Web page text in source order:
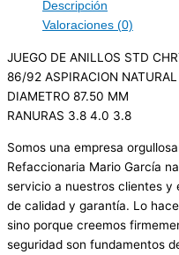
Descripción
Valoraciones (0)
JUEGO DE ANILLOS STD
86/92 ASPIRACION
DIAMETRO 87.50 MM
RANURAS 3.8 4.0 3.8
Somos una empresa
Refaccionaria Mario García
servicio a nuestros clientes y
de calidad y garantía. Lo
sino porque creemos
seguridad son fundamentos